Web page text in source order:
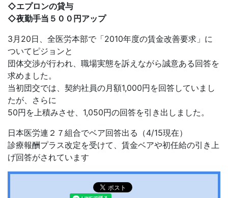
◇エプロンの貸与
◇夜勤手当５００円アップ
3月20日、全医労本部で「2010年度の賃金改善要求」に
ついてピジョンと
団体交渉が行われ、職場実態を訴えながら誠意ある回答を
求めました。
当初団交では、契約社員の月額1,000円を回答していまし
たが、さらに
50円を上積みさせ、1,050円の回答を引き出しました。
日本医労連２７組合でベア回答出る（4/15現在）
診療報酬プラス改定を受けて、賃金ベアや初任給の引き上
げ回答がされています